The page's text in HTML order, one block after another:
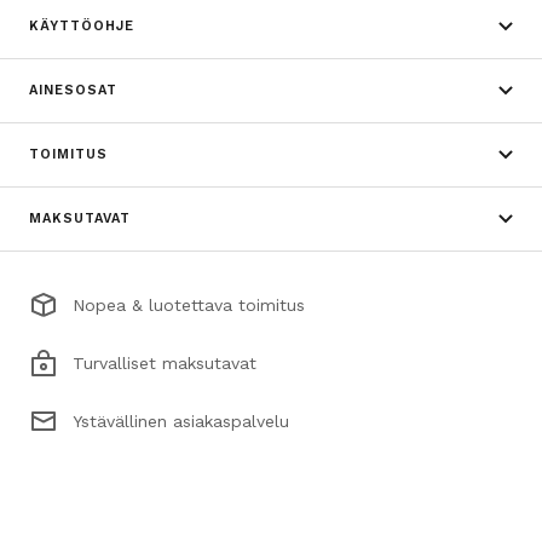
KÄYTTÖOHJE
AINESOSAT
TOIMITUS
MAKSUTAVAT
Nopea & luotettava toimitus
Turvalliset maksutavat
Ystävällinen asiakaspalvelu